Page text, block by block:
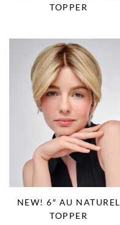
TOPPER
NEW! 6″ AU NATUREL
TOPPER